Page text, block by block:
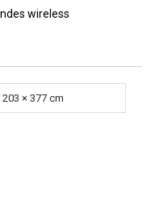
wireless
203 × 377 cm